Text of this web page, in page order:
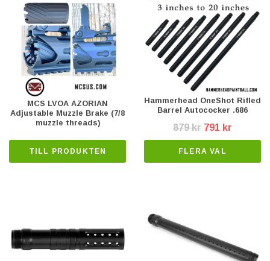
MCS LVOA AZORIAN
Adjustable Muzzle Brake (7/8
muzzle threads)
TILL PRODUKTEN
Hammerhead OneShot Rifled
Barrel Autococker .686
879 kr 791 kr
FLERA VAL